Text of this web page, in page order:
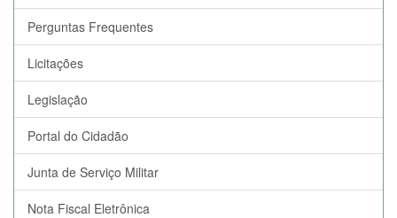
Perguntas Frequentes
Licitações
Legislação
Portal do Cidadão
Junta de Serviço Militar
Nota Fiscal Eletrônica